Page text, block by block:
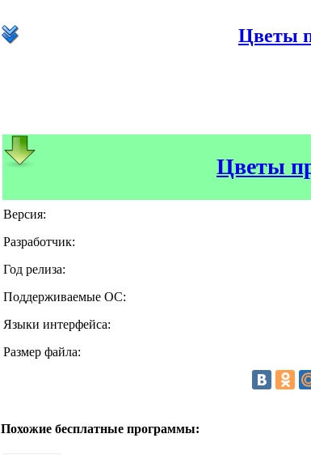
Цветы
Цветы
Версия:
Разработчик:
Год релиза:
Поддерживаемые ОС:
Языки интерфейса:
Размер файла:
Похожие бесплатные программы: